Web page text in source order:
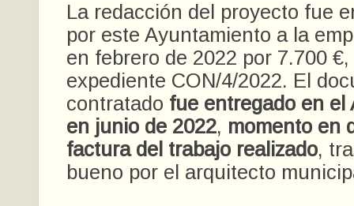
La redacción del proyecto fue
por este Ayuntamiento a la
en febrero de 2022 por 7.700
expediente CON/4/2022. El
contratado fue entregado en el
en junio de 2022, momento en
factura del trabajo realizado,
bueno por el arquitecto